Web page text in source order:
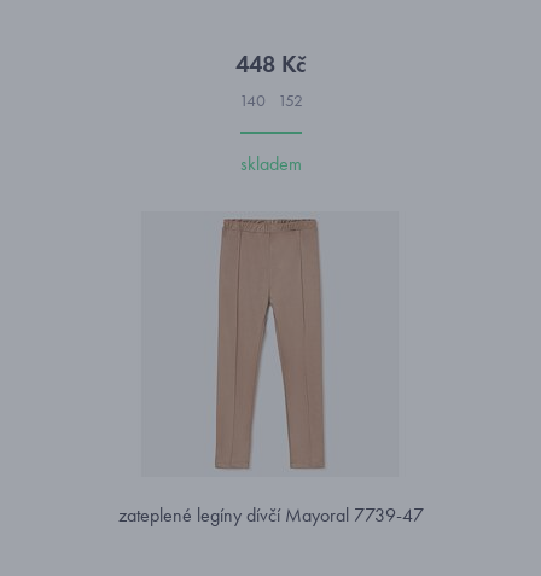
448 Kč
140 152
skladem
zateplené legíny dívčí Mayoral 7739-47